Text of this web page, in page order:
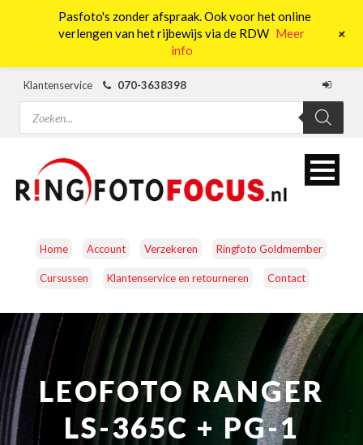
Klantenservice
070-3638398
Producten
zoeken
Home Account Verzekeren Ringfoto Goldmember
Cursussen Klantenservice en retourneren Contact
CAMERA’S OBJECTIEVEN ACCESSOIRES
NATUUROBSERVATIE MEDIA EN ENERGIE
STUDIOFOTOGRAFIE OCCASIONS
LEOFOTO RANGER
LS-365C + PG-1
Pasfoto's zonder afspraak. Ook voor het online
verlengen van het rijbewijs via de RDW Meer
info
+